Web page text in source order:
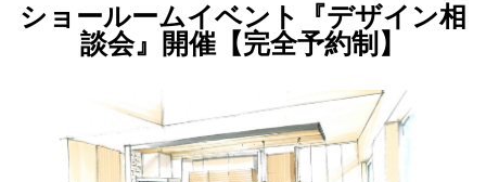
ショールームイベント『デザイン相
談会』開催【完全予約制】